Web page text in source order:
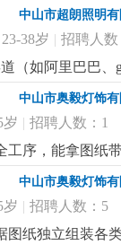
中山市超朗照明
38岁 | 招聘人数
（如阿里巴巴
和售后服务，
项。4、市场调
推广公司产品
紧急情况。要求
强的英语听说
巧，了解电子
中山市奥毅灯饰
岁 | 招聘人数：1
工序，能拿图纸
，品质意识高
技术问题。更详
中山市奥毅灯饰
岁 | 招聘人数：5
图纸独立组装各